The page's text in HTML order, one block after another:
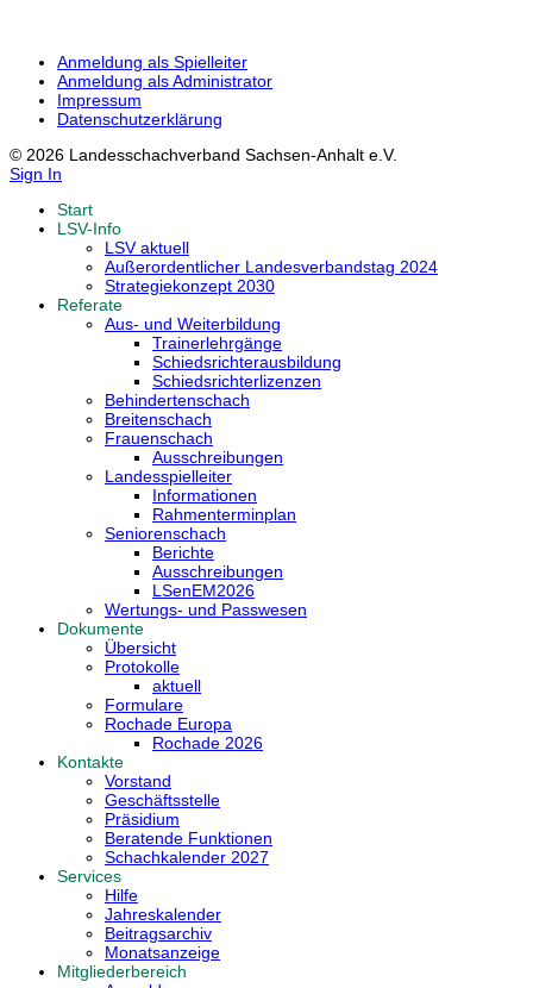
Anmeldung als Spielleiter
Anmeldung als Administrator
Impressum
Datenschutzerklärung
© 2026 Landesschachverband Sachsen-Anhalt e.V.
Sign In
Start
LSV-Info
LSV aktuell
Außerordentlicher Landesverbandstag 2024
Strategiekonzept 2030
Referate
Aus- und Weiterbildung
Trainerlehrgänge
Schiedsrichterausbildung
Schiedsrichterlizenzen
Behindertenschach
Breitenschach
Frauenschach
Ausschreibungen
Landesspielleiter
Informationen
Rahmenterminplan
Seniorenschach
Berichte
Ausschreibungen
LSenEM2026
Wertungs- und Passwesen
Dokumente
Übersicht
Protokolle
aktuell
Formulare
Rochade Europa
Rochade 2026
Kontakte
Vorstand
Geschäftsstelle
Präsidium
Beratende Funktionen
Schachkalender 2027
Services
Hilfe
Jahreskalender
Beitragsarchiv
Monatsanzeige
Mitgliederbereich